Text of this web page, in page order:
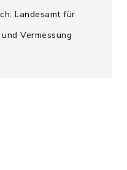
Landesamt für
Vermessung